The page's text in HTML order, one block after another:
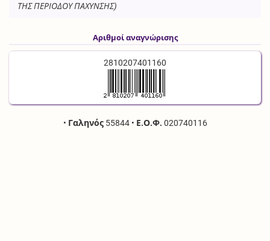
ΤΗΣ ΠΕΡΙΟΔΟΥ ΠΑΧΥΝΣΗΣ)
Αριθμοί αναγνώρισης
2810207401160
• Γαληνός55844 • Ε.Ο.Φ. 020740116